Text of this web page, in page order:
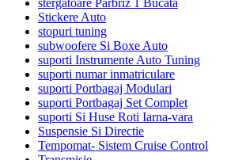
Stickere Auto
stopuri tuning
subwoofere Si Boxe Auto
suporti Instrumente Auto Tuning
suporti numar inmatriculare
suporti Portbagaj Modulari
suporti Portbagaj Set Complet
suporti Si Huse Roti Iarna-vara
Suspensie Si Directie
Tempomat- Sistem Cruise Control